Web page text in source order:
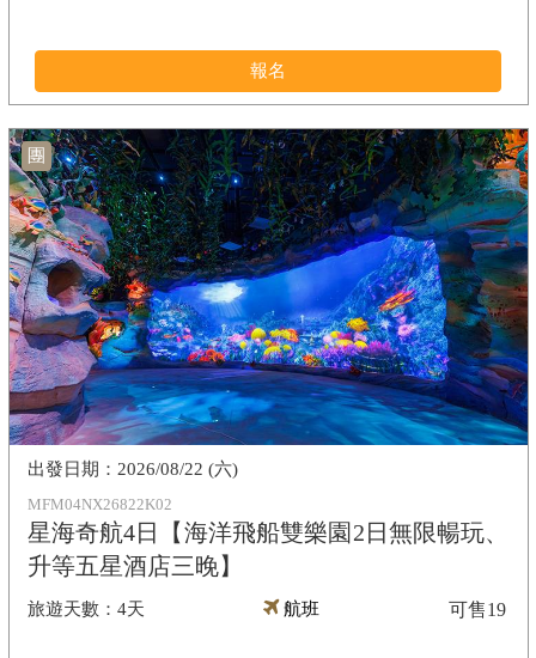
報名
團
MFM04NX26822K02
星海奇航4日【海洋飛船雙樂園2日無限暢玩、
升等五星酒店三晚】
4天
2026/08/22 (六)
航班 可售19